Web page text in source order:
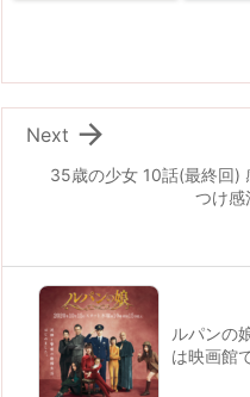
35歳の少女 10話(最終回)
つけ感

Next
ルパンの
は映画館